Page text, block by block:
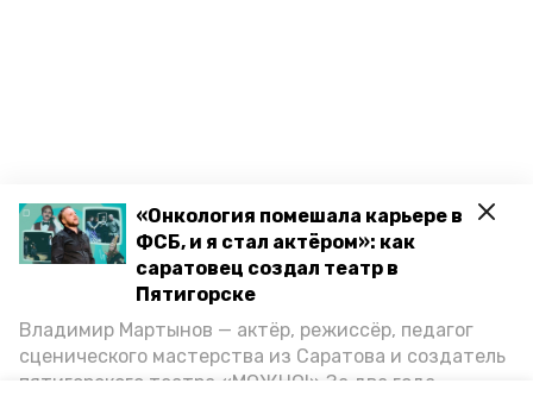
«Онкология помешала карьере в
ФСБ, и я стал актёром»: как
саратовец создал театр в
Пятигорске
Владимир Мартынов — актёр, режиссёр, педагог
сценического мастерства из Саратова и создатель
пятигорского театра «МОЖНО!» За два года